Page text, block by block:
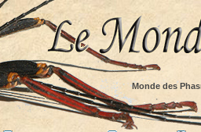
Monde des